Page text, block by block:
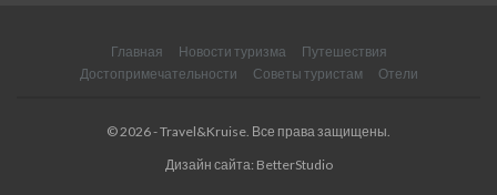
Главная Новости туризма
Путешествия
Достопримечательности
Советы туристам Отели
© 2026 - ​​Travel&Kruise. Все права защищены.
Дизайн сайта: BetterStudio